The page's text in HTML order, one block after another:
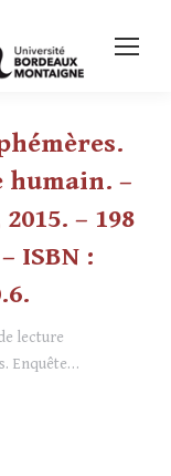
humain. –
– 198
ISBN :
lecture
Enquête…